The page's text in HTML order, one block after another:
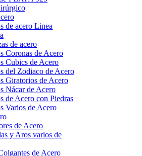
de acero Linea
de acero
Coronas de Acero
Cubics de Acero
del Zodiaco de Acero
Giratorios de Acero
Nácar de Acero
de Acero con Piedras
Varios de Acero
de Acero
y Aros varios de
de Acero